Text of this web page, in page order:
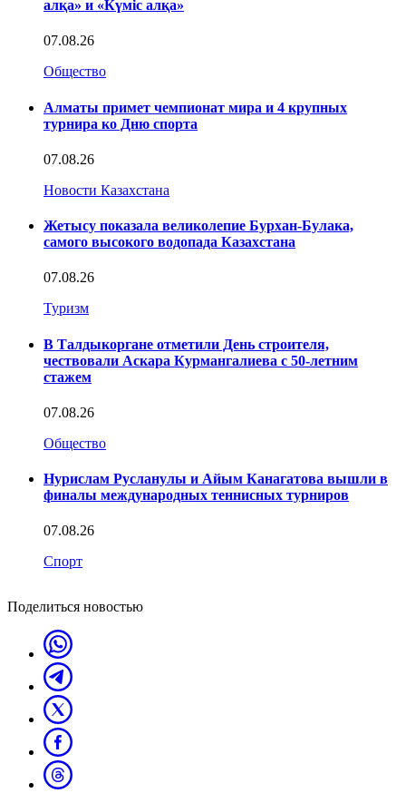
алқа» и «Күміс алқа»
07.08.26
Общество
Алматы примет чемпионат мира и 4 крупных
турнира ко Дню спорта
07.08.26
Новости Казахстана
Жетысу показала великолепие Бурхан-Булака,
самого высокого водопада Казахстана
07.08.26
Туризм
В Талдыкоргане отметили День строителя,
чествовали Аскара Курмангалиева с 50-летним
стажем
07.08.26
Общество
Нурислам Русланулы и Айым Канагатова вышли в
финалы международных теннисных турниров
07.08.26
Спорт
Поделиться новостью